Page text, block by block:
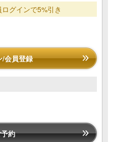
グインで5%引き
/会員登録
約